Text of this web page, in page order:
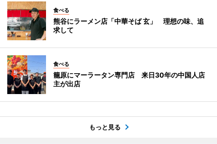
食べる
熊谷にラーメン店「中華そば 玄」 理想の味、追
求して
食べる
籠原にマーラータン専門店 来日30年の中国人店
主が出店
もっと見る